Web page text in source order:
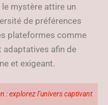
le mystère attire un
de préférences
plateformes comme
adaptatives afin de
et exigeant.
: explorez l’univers captivant